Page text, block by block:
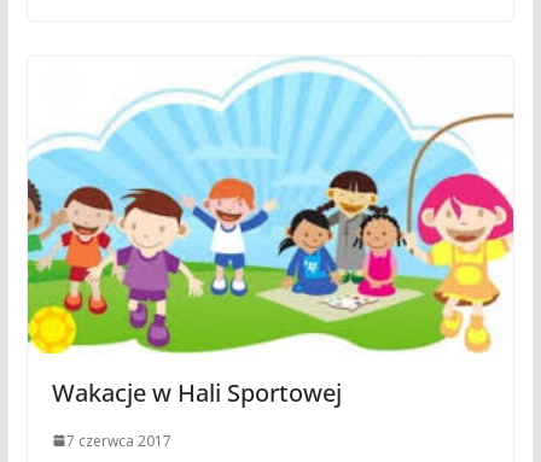
Wakacje w Hali Sportowej
7 czerwca 2017